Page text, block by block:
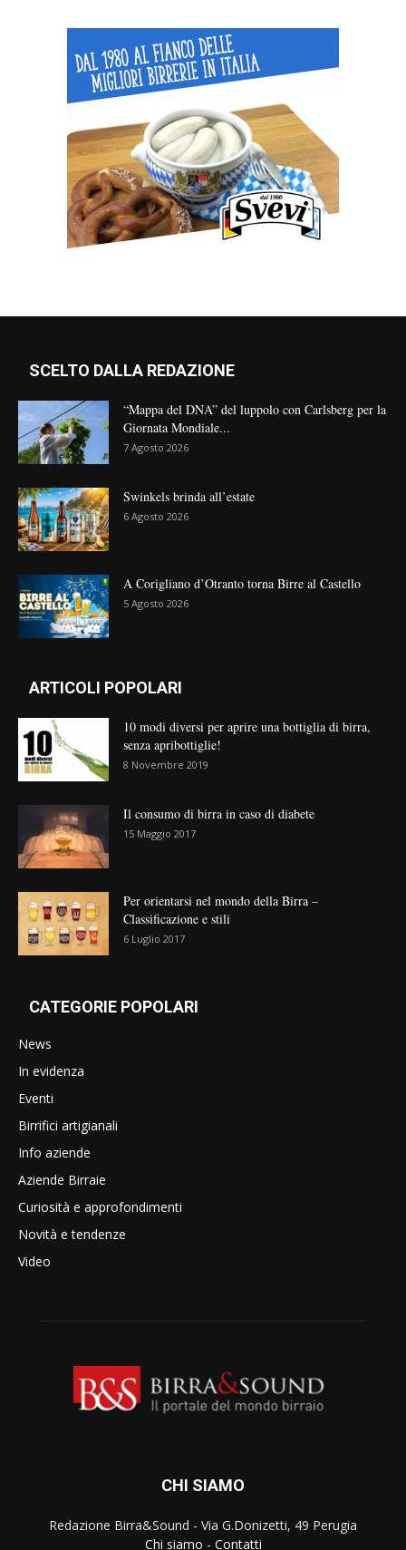
SCELTO DALLA REDAZIONE
“Mappa del DNA” del luppolo con Carlsberg per la
Giornata Mondiale...
7 Agosto 2026
Swinkels brinda all’estate
6 Agosto 2026
A Corigliano d’Otranto torna Birre al Castello
5 Agosto 2026
ARTICOLI POPOLARI
10 modi diversi per aprire una bottiglia di birra,
senza apribottiglie!
8 Novembre 2019
Il consumo di birra in caso di diabete
15 Maggio 2017
Per orientarsi nel mondo della Birra –
Classificazione e stili
6 Luglio 2017
CATEGORIE POPOLARI
News
In evidenza
Eventi
Birrifici artigianali
Info aziende
Aziende Birraie
Curiosità e approfondimenti
Novità e tendenze
Video
CHI SIAMO
Redazione Birra&Sound - Via G.Donizetti, 49 Perugia
Chi siamo - Contatti